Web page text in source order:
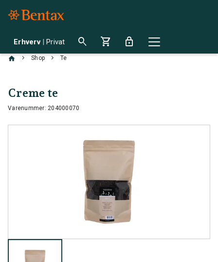
Erhverv | Privat search shopping_cart lock
chevron_right Shop chevron_right Te
Creme te
Varenummer: 204000070